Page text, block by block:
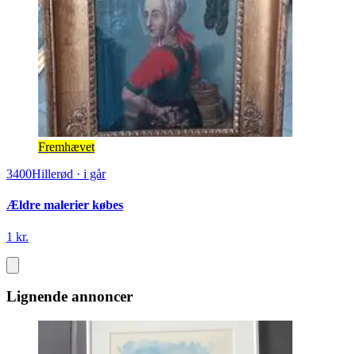
Fremhævet
3400Hillerød · i går
Ældre malerier købes
1 kr.
Lignende annoncer